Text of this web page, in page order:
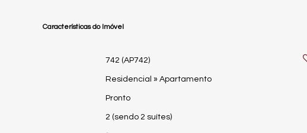
Características do Imóvel
742 (AP742)
Residencial » Apartamento
Pronto
2 (sendo 2 suítes)